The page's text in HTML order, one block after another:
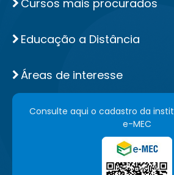
Cursos mais procurados
Educação a Distância
Áreas de interesse
Consulte aqui o cadastro da
e-MEC